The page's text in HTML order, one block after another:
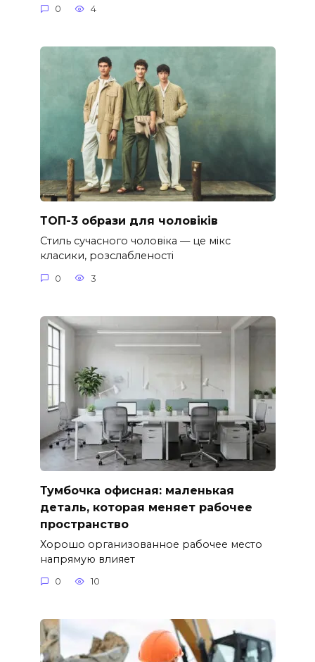
0 4
ТОП-3 образи для чоловіків
Стиль сучасного чоловіка — це мікс
класики, розслабленості
0 3
Тумбочка офисная: маленькая
деталь, которая меняет рабочее
пространство
Хорошо организованное рабочее место
напрямую влияет
0 10